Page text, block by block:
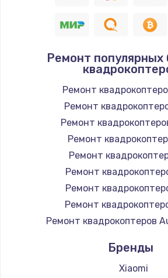
Ремонт популярных
Ремонт
Ремонт
Ремонт
Ремонт
Ремонт
Ремонт
Ремонт
Ремонт
Ремонт квадрокоптеров
Бренды
Xiaomi